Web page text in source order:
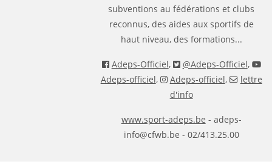
subventions au fédérations et clubs
reconnus, des aides aux sportifs de
haut niveau, des formations...
Adeps-Officiel, @Adeps-Officiel,
Adeps-officiel, Adeps-officiel,
lettre
d'info
www.sport-adeps.be - adeps-
info@cfwb.be - 02/413.25.00